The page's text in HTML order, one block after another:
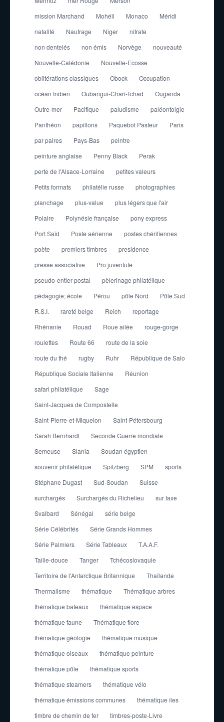
mission Marchand
Mohéli Monaco
Méridi
natalité
Naufrage Niger
nitrate
non dentelés
non émis Norvège
nouveauté
Nouvelle-Calédonie
Nouvelle-Ecosse
oblitérations classiques
Obock
Occupation
océan Indien
Oubangui-Chari-Tchad
Ouganda
Outre-mer
Pacifique paludisme
paléontolgie
Panthéon
papillons Paquebot Pasteur
Paris
par paires
Pays-Bas
peintre
peinture anglaise
Penny Black
Perak
perte de l'Alsace-Lorraine
petites valeurs
Petits formats
philatélie russe
photographies
planchage
plus-value
plus légers que l'air
Polaire
Polynésie française
pony express
Port Saïd
Poste aérienne
postes chérifiennes
poète
premiers timbres
presidence
presse associative
Pro juventute
pseudo-entier postal
pèlerinage philatélique
pédagogie; école
Pérou pôle Nord
Pôle Sud
R.S.I.
rareté belge Reich
reportage
Rhénanie
Rouad Roue ailée
rouge-gorge
roulettes
Route 66
route de la soie
route du thé
rugby Ruhr
République de Salo
République Sociale Italienne
Réunion
safari philatélique
Sage
Saint-Jacques de Compostelle
Saint-Pierre-et-Miquelon
Saint-Pétersbourg
Sarah Bernhardt
Seconde Guerre mondiale
Semeuse
Slania
Soudan égyptien
souvenir philatélique
Spitzberg SPM
sports
Stéphane Dugast
Sud-Soudan
Suisse
surchargés
Surchargés du Richelieu
sur taxe
Svalbard
Sénégal
série belge
Série Célébrités
Série Grands Hommes
Série Palmiers
Série Tableaux
T.A.A.F.
Taille-douce
Tanger
Tchécoslovaquie
Territoire de l'Antarctique Britannique
Thaïlande
Thermalisme
thématique
Thématique arbres
thématique bateaux
thématique espace
thématique faune
Thématique flore
thématique géologie
thématique musique
thématique oiseaux
thématique peinture
thématique pôle
thématique sports
thématique steamers
thématique vélo
thématique émissions communes
thématique îles
timbre de chemin de fer
timbres-poste-Livre